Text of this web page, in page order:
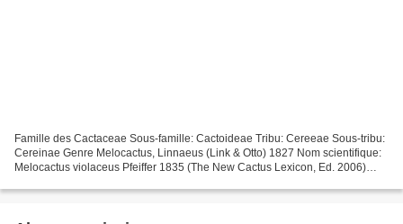
Famille des Cactaceae Sous-famille: Cactoideae Tribu: Cereeae Sous-tribu:
Cereinae Genre Melocactus, Linnaeus (Link & Otto) 1827 Nom scientifique:
Melocactus violaceus Pfeiffer 1835 (The New Cactus Lexicon, Ed. 2006)